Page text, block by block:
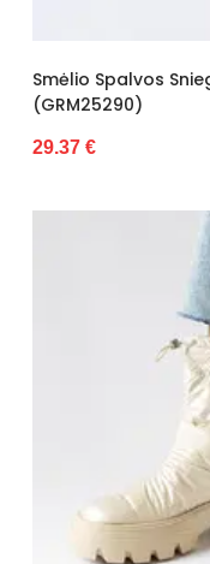
Smėlio Spalvos
(GRM25290)
29.37 €